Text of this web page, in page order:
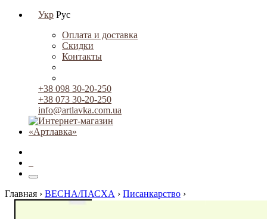
Укр Рус
Оплата и доставка
Скидки
Контакты
+38 098 30-20-250
+38 073 30-20-250
info@artlavka.com.ua
Главная › ВЕСНА/ПАСХА › Писанкарство ›